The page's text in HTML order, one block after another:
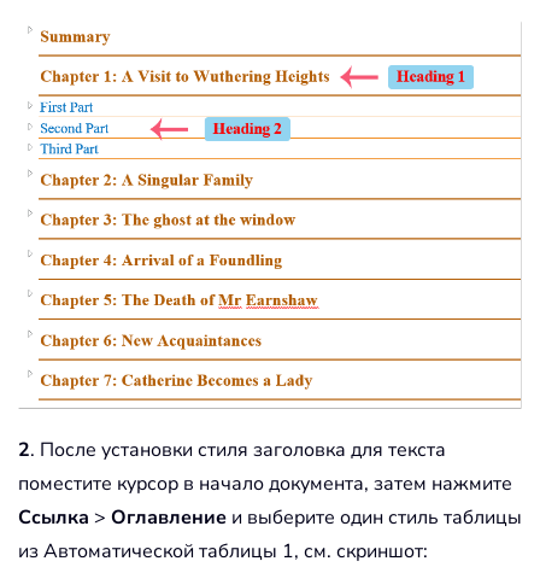
2. После установки стиля заголовка для текста
поместите курсор в начало документа, затем нажмите
Ссылка > Оглавление и выберите один стиль таблицы
из Автоматической таблицы 1, см. скриншот: